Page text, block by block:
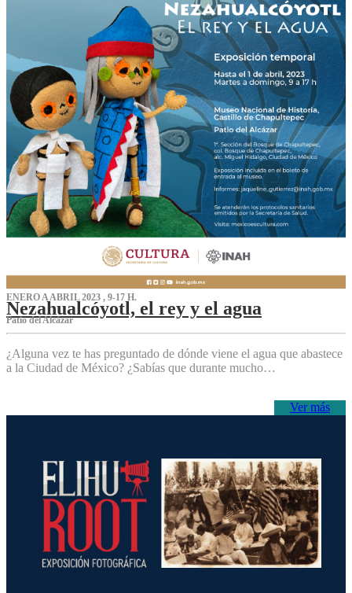
ENERO A ABRIL 2023 , 9-17 H.
Nezahualcóyotl, el rey y el agua
Patio del Alcázar
¿Alguna vez te has preguntado de dónde viene el agua que abastece
a la Ciudad de México? ¿Sabías que durante mucho…
Ver más